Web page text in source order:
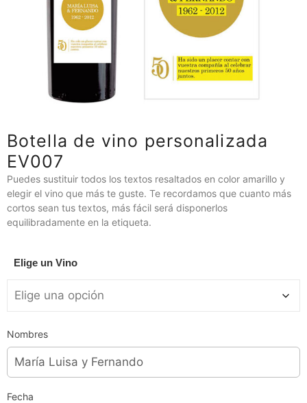
Botella de vino personalizada
EV007
Puedes sustituir todos los textos resaltados en color amarillo y
elegir el vino que más te guste. Te recordamos que cuanto más
cortos sean tus textos, más fácil será disponerlos
equilibradamente en la etiqueta.
Elige un Vino
Nombres
Fecha